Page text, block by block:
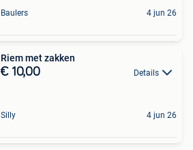
Baulers 4 jun 26
Riem met zakken
€ 10,00 Details
Silly 4 jun 26